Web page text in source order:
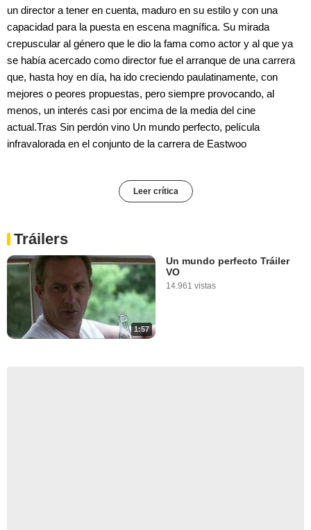
un director a tener en cuenta, maduro en su estilo y con una
capacidad para la puesta en escena magnífica. Su mirada
crepuscular al género que le dio la fama como actor y al que ya
se había acercado como director fue el arranque de una carrera
que, hasta hoy en día, ha ido creciendo paulatinamente, con
mejores o peores propuestas, pero siempre provocando, al
menos, un interés casi por encima de la media del cine
actual.Tras Sin perdón vino Un mundo perfecto, película
infravalorada en el conjunto de la carrera de Eastwoo
Leer crítica
Tráilers
1:57
Un mundo perfecto Tráiler
VO
14.961 vistas